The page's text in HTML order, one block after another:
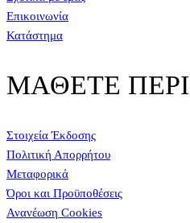
Επικοινωνία
Κατάστημα
ΜΑΘΕΤΕ
Στοιχεία Έκδοσης
Πολιτική Απορρήτου
Μεταφορικά
Όροι και Προϋποθέσεις
Ανανέωση Cookies